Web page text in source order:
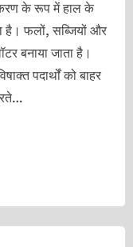
के रूप में हाल के
है। फलों, सब्जियों और
बनाया जाता है।
पदार्थों को बाहर